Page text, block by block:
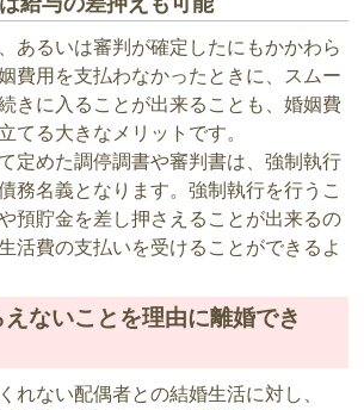
あるいは審判が確定したにもかかわら
費用を支払わなかったときに、スムー
きに入ることが出来ることも、婚姻費
てる大きなメリットです。
定めた調停調書や審判書は、強制執行
務名義となります。強制執行を行うこ
預貯金を差し押さえることが出来るの
活費の支払いを受けることができるよ
ないことを理由に離婚でき
れない配偶者との結婚生活に対し、